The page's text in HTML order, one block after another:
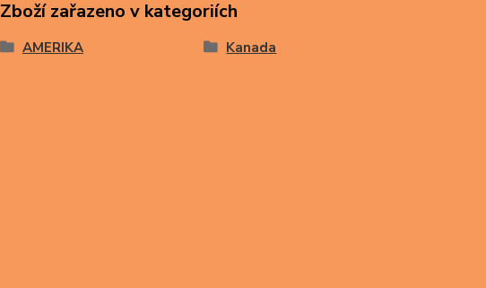
Zboží zařazeno v kategoriích
AMERIKA Kanada